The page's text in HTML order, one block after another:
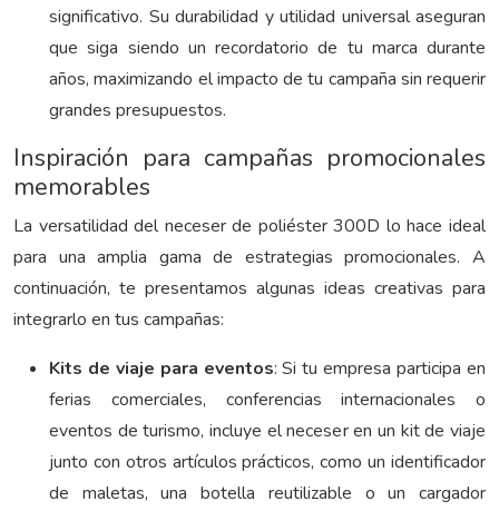
significativo. Su durabilidad y utilidad universal aseguran
que siga siendo un recordatorio de tu marca durante
años, maximizando el impacto de tu campaña sin requerir
grandes presupuestos.
Inspiración para campañas promocionales
memorables
La versatilidad del neceser de poliéster 300D lo hace ideal
para una amplia gama de estrategias promocionales. A
continuación, te presentamos algunas ideas creativas para
integrarlo en tus campañas:
Kits de viaje para eventos: Si tu empresa participa en
ferias comerciales, conferencias internacionales o
eventos de turismo, incluye el neceser en un kit de viaje
junto con otros artículos prácticos, como un identificador
de maletas, una botella reutilizable o un cargador